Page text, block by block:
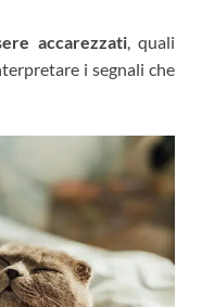
accarezzati, quali
i segnali che